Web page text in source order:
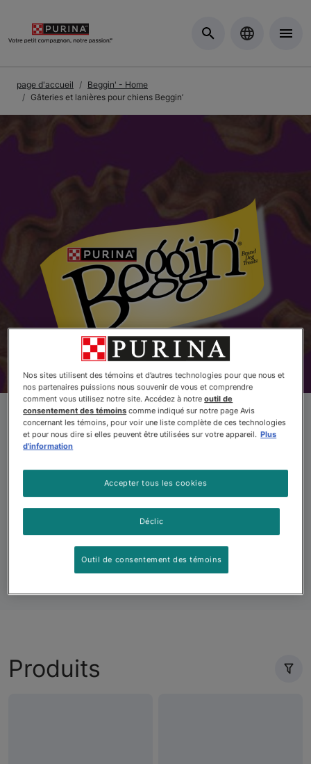
page d'accueil
Beggin' - Home
Gâteries et lanières pour chiens Beggin’
Produits Offres À Propos Foire Aux
Gâteries et lanières
pour chiens Beggin’
Un vrai goût de viande. Des tranches si tentantes.
Produits
Nos sites utilisent des témoins et d’autres technologies pour que nous et
nos partenaires puissions nous souvenir de vous et comprendre
comment vous utilisez notre site. Accédez à notreoutil de
consentement des témoins comme indiqué sur notre page Avis
concernant les témoins, pour voir une liste complète de ces technologies
et pour nous dire si elles peuvent être utilisées sur votre appareil. Plus
d'information
Déclic
Accepter tous les cookies
Outil de consentement des témoins